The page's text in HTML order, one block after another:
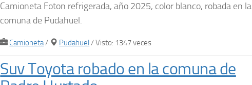
Camioneta Foton refrigerada, año 2025, color blanco, robada en la
comuna de Pudahuel.
Camioneta/ Pudahuel / Visto: 1347 veces
Suv Toyota robado en la comuna de